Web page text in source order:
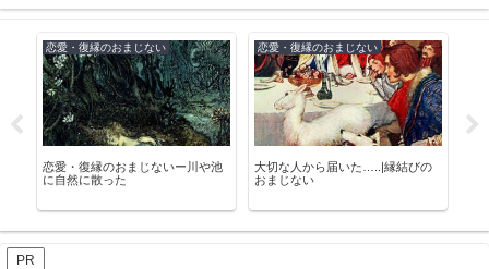
恋愛・復縁のおまじない
恋愛・復縁のおまじないー川や池
に自然に散った
恋愛・復縁のおまじない
大切な人から届いた…..|縁結びの
おまじない
PR